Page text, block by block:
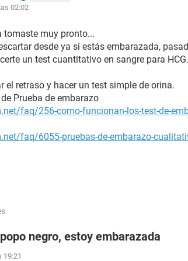
02:02
tomaste muy pronto...
desde ya si estás embarazada,
un test cuantitativo en sangre para
el retraso y hacer un test simple de orina.
Prueba de embarazo
faq/256-como-funcionan-los-test-de-
faq/6055-pruebas-de-embarazo-
negro, estoy embarazada
19:21